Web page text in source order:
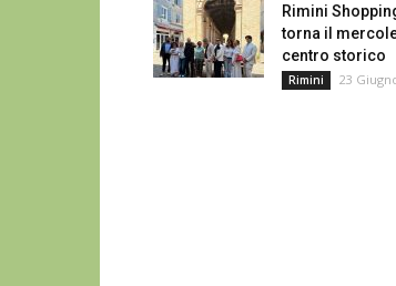
Rimini
torna il
centro storico
Rimini 23